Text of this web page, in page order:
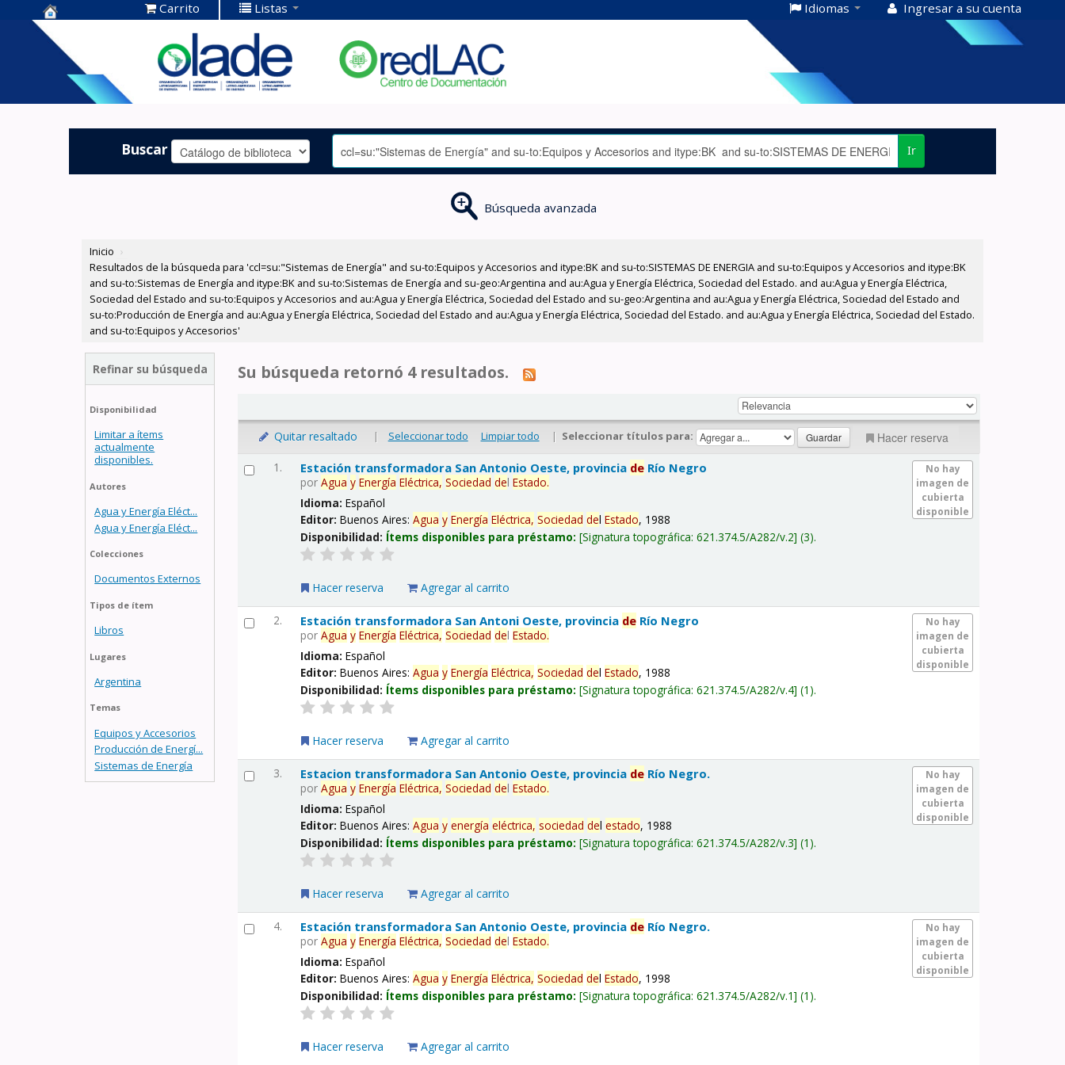
Centro de
Documentación
OLADE -
Carrito Listas Idiomas Ingresar a su cuenta
Buscar Ir
Búsqueda avanzada
Inicio ›
Resultados de la búsqueda para 'ccl=su:"Sistemas de Energía" and su-to:Equipos y Accesorios and itype:BK and su-to:SISTEMAS DE ENERGIA and su-to:Equipos y Accesorios and itype:BK
and su-to:Sistemas de Energía and itype:BK and su-to:Sistemas de Energía and su-geo:Argentina and au:Agua y Energía Eléctrica, Sociedad del Estado. and au:Agua y Energía Eléctrica,
Sociedad del Estado and su-to:Equipos y Accesorios and au:Agua y Energía Eléctrica, Sociedad del Estado and su-geo:Argentina and au:Agua y Energía Eléctrica, Sociedad del Estado and
su-to:Producción de Energía and au:Agua y Energía Eléctrica, Sociedad del Estado and au:Agua y Energía Eléctrica, Sociedad del Estado. and au:Agua y Energía Eléctrica, Sociedad del Estado.
and su-to:Equipos y Accesorios'
Refinar su búsqueda
Disponibilidad
Limitar a ítems
actualmente
disponibles.
Autores
Agua y Energía Eléct...
Agua y Energía Eléct...
Colecciones
Documentos Externos
Tipos de ítem
Libros
Lugares
Argentina
Temas
Equipos y Accesorios
Producción de Energí...
Sistemas de Energía
Su búsqueda retornó 4 resultados.
Quitar resaltado | Seleccionar todo Limpiar todo | Seleccionar títulos para: Hacer reserva
1.
No hay
imagen de
cubierta
disponible
Estación transformadora San Antonio Oeste, provincia de Río Negro
porAgua y Energía Eléctrica, Sociedad delEstado.
Idioma:Español
Editor:Buenos Aires:Agua y Energía Eléctrica, Sociedad delEstado, 1988
Disponibilidad: Ítems disponibles para préstamo: Signatura topográfica:621.374.5/A282/v.2 (3).
Hacer reserva Agregar al carrito
2.
No hay
imagen de
cubierta
disponible
Estación transformadora San Antoni Oeste, provincia de Río Negro
porAgua y Energía Eléctrica, Sociedad delEstado.
Idioma:Español
Editor:Buenos Aires:Agua y Energía Eléctrica, Sociedad delEstado, 1988
Disponibilidad: Ítems disponibles para préstamo: Signatura topográfica:621.374.5/A282/v.4 (1).
Hacer reserva Agregar al carrito
3.
No hay
imagen de
cubierta
disponible
Estacion transformadora San Antonio Oeste, provincia de Río Negro.
porAgua y Energía Eléctrica, Sociedad delEstado.
Idioma:Español
Editor:Buenos Aires:Agua y energía eléctrica, sociedad delestado, 1988
Disponibilidad: Ítems disponibles para préstamo: Signatura topográfica:621.374.5/A282/v.3 (1).
Hacer reserva Agregar al carrito
4.
No hay
imagen de
cubierta
disponible
Estación transformadora San Antonio Oeste, provincia de Río Negro.
porAgua y Energía Eléctrica, Sociedad delEstado.
Idioma:Español
Editor:Buenos Aires:Agua y Energía Eléctrica, Sociedad delEstado, 1998
Disponibilidad: Ítems disponibles para préstamo: Signatura topográfica:621.374.5/A282/v.1 (1).
Hacer reserva Agregar al carrito